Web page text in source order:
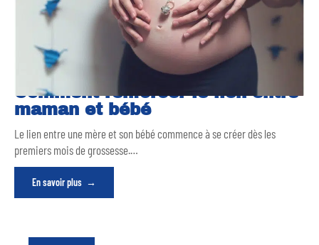
Comment renforcer le lien entre
maman et bébé
Le lien entre une mère et son bébé commence à se créer dès les
premiers mois de grossesse.…
En savoir plus